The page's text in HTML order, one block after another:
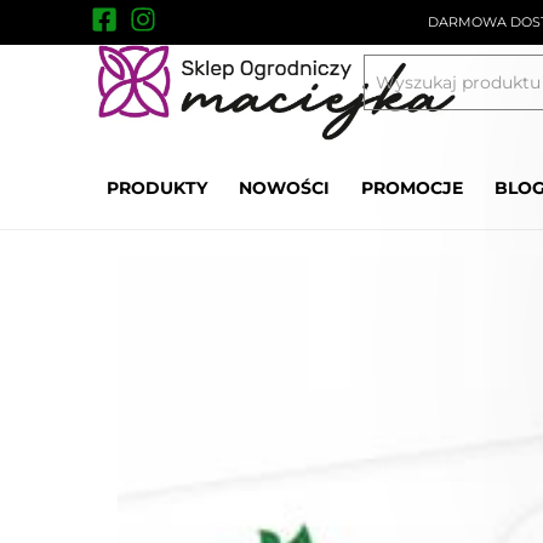
DARMOWA
PRODUKTY NOWOŚCI PROMOCJE BLOG
Uprawa i ochrona roślin Środki ochrony